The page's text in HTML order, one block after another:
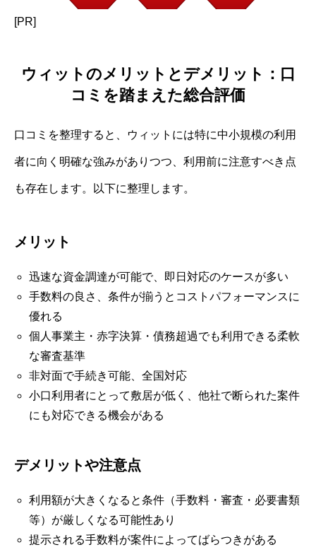
[PR]
ウィットのメリットとデメリット：口
コミを踏まえた総合評価
口コミを整理すると、ウィットには特に中小規模の利用
者に向く明確な強みがありつつ、利用前に注意すべき点
も存在します。以下に整理します。
メリット
迅速な資金調達が可能で、即日対応のケースが多い
手数料の良さ、条件が揃うとコストパフォーマンスに
優れる
個人事業主・赤字決算・債務超過でも利用できる柔軟
な審査基準
非対面で手続き可能、全国対応
小口利用者にとって敷居が低く、他社で断られた案件
にも対応できる機会がある
デメリットや注意点
利用額が大きくなると条件（手数料・審査・必要書類
等）が厳しくなる可能性あり
提示される手数料が案件によってばらつきがある